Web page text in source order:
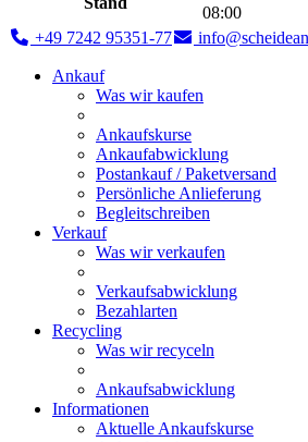
08:00
+49 7242 95351-77
Ankauf
Was wir kaufen
Ankaufskurse
Ankaufabwicklung
Postankauf / Paketversand
Persönliche Anlieferung
Begleitschreiben
Verkauf
Was wir verkaufen
Verkaufsabwicklung
Bezahlarten
Recycling
Was wir recyceln
Ankaufsabwicklung
Informationen
Aktuelle Ankaufskurse